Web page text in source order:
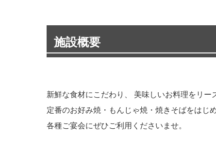
施設概要
新鮮な食材にこだわり、 美味しいお料理をリー
定番のお好み焼・もんじゃ焼・焼きそばをはじ
各種ご宴会にぜひご利用くださいませ。